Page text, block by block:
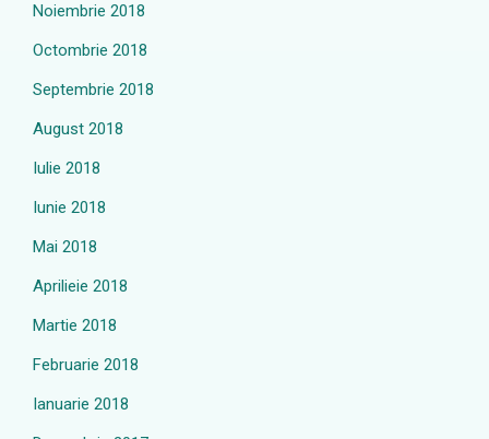
Noiembrie 2018
Octombrie 2018
Septembrie 2018
August 2018
Iulie 2018
Iunie 2018
Mai 2018
Aprilieie 2018
Martie 2018
Februarie 2018
Ianuarie 2018